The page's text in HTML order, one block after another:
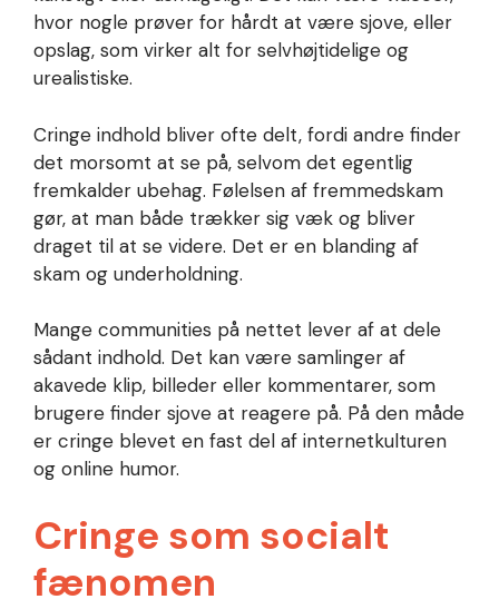
hvor nogle prøver for hårdt at være sjove, eller
opslag, som virker alt for selvhøjtidelige og
urealistiske.
Cringe indhold bliver ofte delt, fordi andre finder
det morsomt at se på, selvom det egentlig
fremkalder ubehag. Følelsen af fremmedskam
gør, at man både trækker sig væk og bliver
draget til at se videre. Det er en blanding af
skam og underholdning.
Mange communities på nettet lever af at dele
sådant indhold. Det kan være samlinger af
akavede klip, billeder eller kommentarer, som
brugere finder sjove at reagere på. På den måde
er cringe blevet en fast del af internetkulturen
og online humor.
Cringe som socialt
fænomen